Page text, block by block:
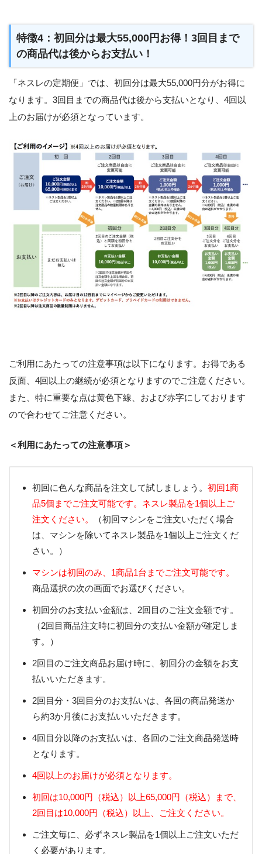
特徴4：初回分は最大55,000円お得！3回目まで
の商品代は後からお支払い！
「ネスレの定期便」では、初回分は最大55,000円分がお得に
なります。3回目までの商品代は後から支払いとなり、4回以
上のお届けが必須となっています。
ご利用にあたっての注意事項は以下になります。お得である
反面、4回以上の継続が必須となりますのでご注意ください。
また、特に重要な点は黄色下線、および赤字にしております
ので合わせてご注意ください。
＜利用にあたっての注意事項＞
初回に色んな商品を注文して試しましょう。 初回1商
品5個までご注文可能です。ネスレ製品を1個以上ご
注文ください。
（初回マシンをご注文いただく場合
は、マシンを除いてネスレ製品を1個以上ご注文くだ
さい。）
マシンは初回のみ、1商品1台までご注文可能です。
商品選択の次の画面でお選びください。
初回分のお支払い金額は、2回目のご注文金額です。
（2回目商品注文時に初回分の支払い金額が確定しま
す。）
2回目のご注文商品お届け時に、初回分の金額をお支
払いいただきます。
2回目分・3回目分のお支払いは、各回の商品発送か
ら約3か月後にお支払いいただきます。
4回目分以降のお支払いは、各回のご注文商品発送時
となります。
4回以上のお届けが必須となります。
初回は10,000円（税込）以上65,000円（税込）まで、
2回目は10,000円（税込）以上、ご注文ください。
ご注文毎に、必ずネスレ製品を1個以上ご注文いただ
く必要があります。